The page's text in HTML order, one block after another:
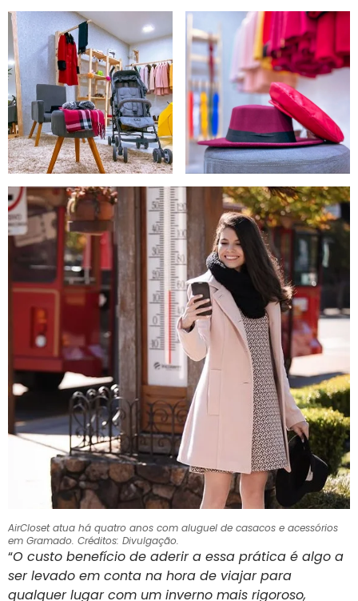
AirCloset atua há quatro anos com aluguel de casacos e acessórios
em Gramado. Créditos: Divulgação.
“O custo benefício de aderir a essa prática é algo a
ser levado em conta na hora de viajar para
qualquer lugar com um inverno mais rigoroso,